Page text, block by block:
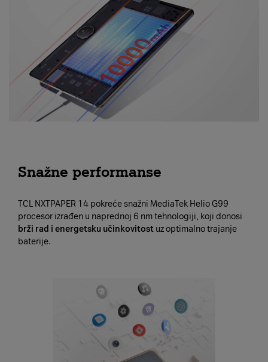
Snažne performanse
TCL NXTPAPER 14 pokreće snažni MediaTek Helio G99
procesor izrađen u naprednoj 6 nm tehnologiji, koji donosi
brži rad i energetsku učinkovitost uz optimalno trajanje
baterije.